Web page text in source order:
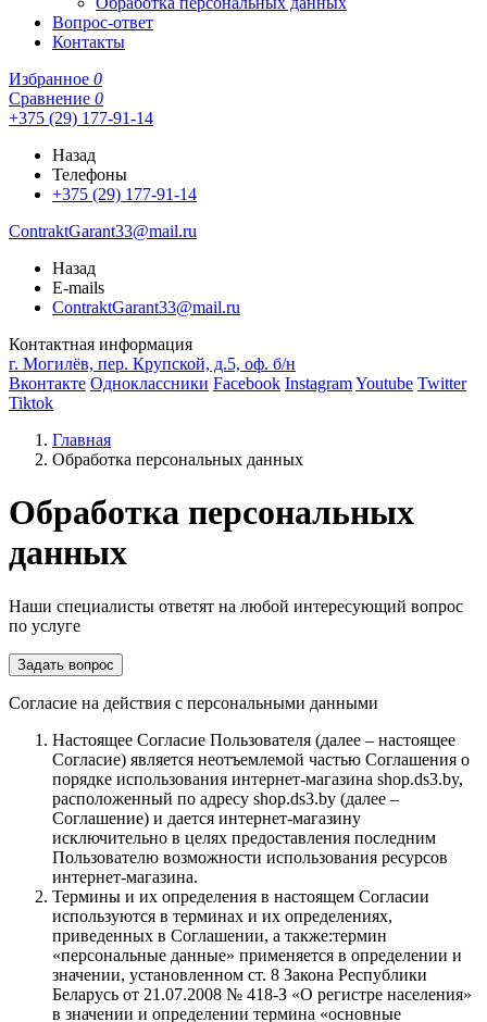
Вопрос-ответ
Контакты
Избранное 0
Сравнение 0
+375 (29) 177-91-14
Назад
Телефоны
+375 (29) 177-91-14
ContraktGarant33@mail.ru
Назад
E-mails
ContraktGarant33@mail.ru
Контактная информация
г. Могилёв, пер. Крупской, д.5, оф. б/н
Вконтакте Одноклассники Facebook InstagramYoutube Twitter
Tiktok
Главная
Обработка персональных данных
Обработка персональных
данных
Наши специалисты ответят на любой интересующий вопрос
по услуге
Задать вопрос
Согласие на действия с персональными данными
Настоящее Согласие Пользователя (далее – настоящее
Согласие) является неотъемлемой частью Соглашения о
порядке использования интернет-магазина shop.ds3.by,
расположенный по адресу shop.ds3.by (далее –
Соглашение) и дается интернет-магазину
исключительно в целях предоставления последним
Пользователю возможности использования ресурсов
интернет-магазина.
Термины и их определения в настоящем Согласии
используются в терминах и их определениях,
приведенных в Соглашении, а также:термин
«персональные данные» применяется в определении и
значении, установленном ст. 8 Закона Республики
Беларусь от 21.07.2008 № 418-З «О регистре населения»
в значении и определении термина «основные